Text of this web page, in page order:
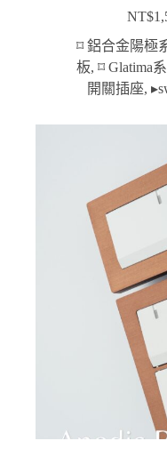
NT$
⌑ 鋁合金陽極
板,⌑ Glatima系
開關插座,